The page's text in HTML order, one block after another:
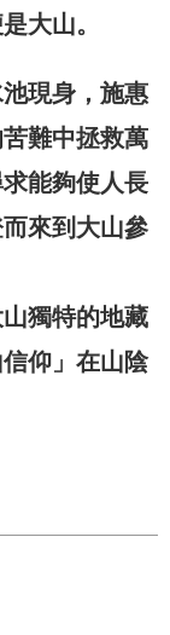
大山。
現身，施惠
難中拯救萬
能夠使人長
來到大山參
獨特的地藏
仰」在山陰